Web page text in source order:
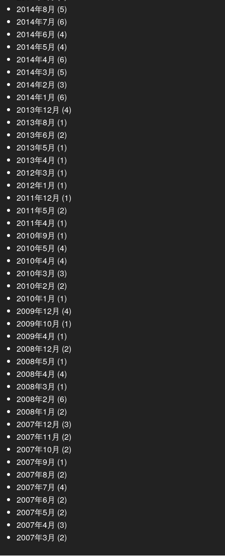
2014年8月 (5)
2014年7月 (6)
2014年6月 (4)
2014年5月 (4)
2014年4月 (6)
2014年3月 (5)
2014年2月 (3)
2014年1月 (6)
2013年12月 (4)
2013年8月 (1)
2013年6月 (2)
2013年5月 (1)
2013年4月 (1)
2012年3月 (1)
2012年1月 (1)
2011年12月 (1)
2011年5月 (2)
2011年4月 (1)
2010年9月 (1)
2010年5月 (4)
2010年4月 (4)
2010年3月 (3)
2010年2月 (2)
2010年1月 (1)
2009年12月 (4)
2009年10月 (1)
2009年4月 (1)
2008年12月 (2)
2008年5月 (1)
2008年4月 (4)
2008年3月 (1)
2008年2月 (6)
2008年1月 (2)
2007年12月 (3)
2007年11月 (2)
2007年10月 (2)
2007年9月 (1)
2007年8月 (2)
2007年7月 (4)
2007年6月 (2)
2007年5月 (2)
2007年4月 (3)
2007年3月 (2)